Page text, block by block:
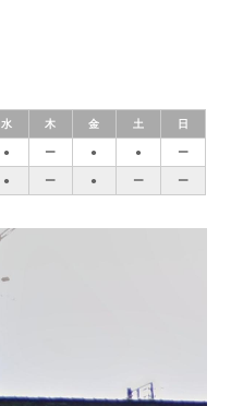
水 木 金 土
日
● ー ● ●
ー
● ー ● ー ー